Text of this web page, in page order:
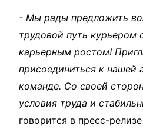
- Мы рады предложить
трудовой путь
карьерным ростом!
присоединиться к нашей
команде. Со своей
условия труда и
говорится в пресс-